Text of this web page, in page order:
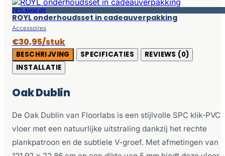
76% kiest dit
ROYL onderhoudsset in cadeauverpakking
Accessoires
€30,95/stuk
BESCHRIJVING SPECIFICATIES
REVIEWS (0)
INSTALLATIE
Oak Dublin
De Oak Dublin van Floorlabs is een stijlvolle SPC klik-PVC
vloer met een natuurlijke uitstraling dankzij het rechte
plankpatroon en de subtiele V-groef. Met afmetingen van